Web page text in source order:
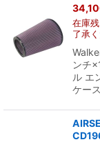
在庫
了承く
ンチ
ル エ
ケー